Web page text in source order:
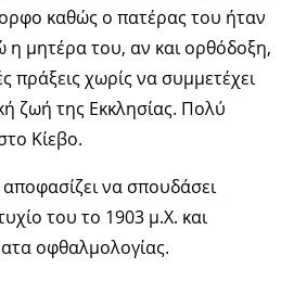
καθώς ο πατέρας του ήταν
η μητέρα του, αν και ορθόδοξη,
πράξεις χωρίς να συμμετέχει
ζωή της Εκκλησίας. Πολύ
Κίεβο.
να σπουδάσει
του το 1903 μ.Χ. και
οφθαλμολογίας.